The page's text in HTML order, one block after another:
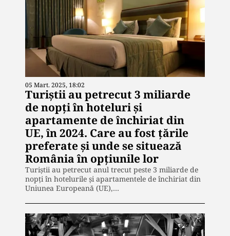
05 Mart. 2025, 18:02
Turiştii au petrecut 3 miliarde
de nopţi în hoteluri şi
apartamente de închiriat din
UE, în 2024. Care au fost ţările
preferate şi unde se situează
România în opţiunile lor
Turiştii au petrecut anul trecut peste 3 miliarde de
nopţi în hotelurile şi apartamentele de închiriat din
Uniunea Europeană (UE),…